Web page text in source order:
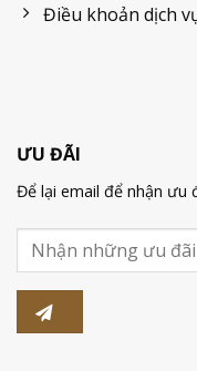
Điều khoản dịch
ƯU ĐÃI
Để lại email để nhận